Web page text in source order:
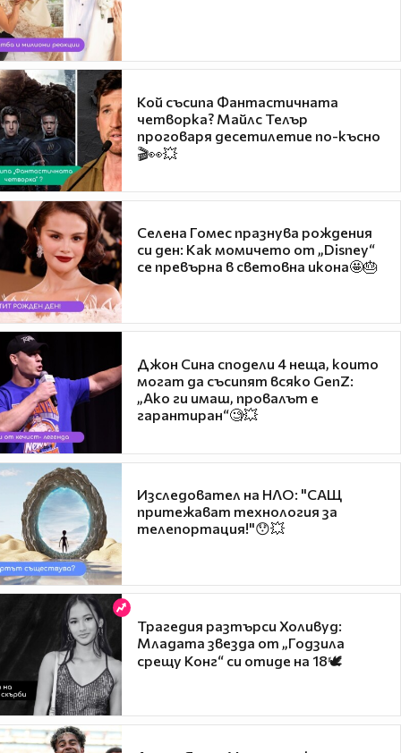
Кой съсипа Фантастичната
четворка? Майлс Телър
проговаря десетилетие по-късно
🎬👀💥
Селена Гомес празнува рождения
си ден: Как момичето от „Disney“
се превърна в световна икона🤩🎂
Джон Сина сподели 4 неща, които
могат да съсипят всяко GenZ:
„Ако ги имаш, провалът е
гарантиран“🧐💥
Изследовател на НЛО: "САЩ
притежават технология за
телепортация!"😯💥
Трагедия разтърси Холивуд:
Младата звезда от „Годзила
срещу Конг“ си отиде на 18🕊️